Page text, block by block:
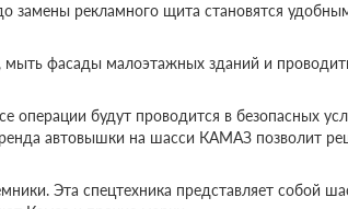
рекламного щита становятся
фасады малоэтажных зданий и
операции будут проводится в безопасных
автовышки на шасси КАМАЗ позволит
Эта спецтехника представляет собой